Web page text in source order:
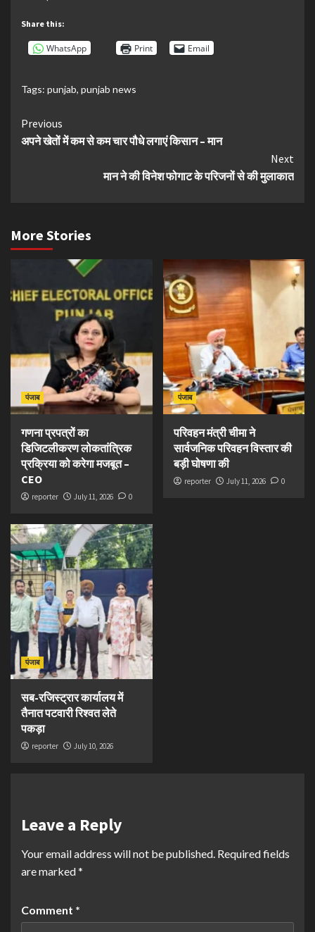
Share this:
WhatsApp Print Email
Tags: punjab, punjab news
Continue
Reading
Previous
अपने खेतों में कम से कम चार पौधे लगाएं किसान – मान
Next
मान ने की विनेश फोगाट के परिजनों से की मुलाकात
More Stories
पंजाब
गणना प्रपत्रों का
डिजिटलीकरण लोकतांत्रिक
प्रक्रिया को करेगा मजबूत –
CEO
reporter July 11, 2026 0
पंजाब
परिवहन मंत्री चीमा ने
सार्वजनिक परिवहन विस्तार की
बड़ी घोषणा की
reporter July 11, 2026 0
पंजाब
सब-रजिस्ट्रार कार्यालय में
तैनात पटवारी रिश्वत लेते
पकड़ा
reporter July 10, 2026
Leave a Reply
Your email address will not be published. Required fields
are marked*
Comment *